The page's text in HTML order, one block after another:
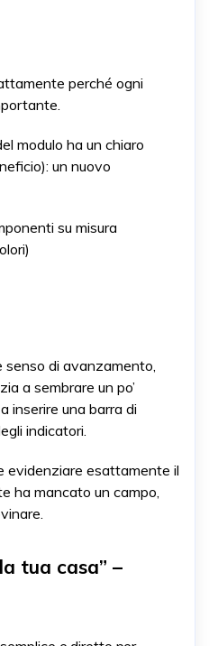
perché ogni
modulo ha un chiaro
un nuovo
su misura
senso di avanzamento,
a sembrare un po’
inserire una barra di
indicatori.
evidenziare esattamente il
ha mancato un campo,
tua casa” –